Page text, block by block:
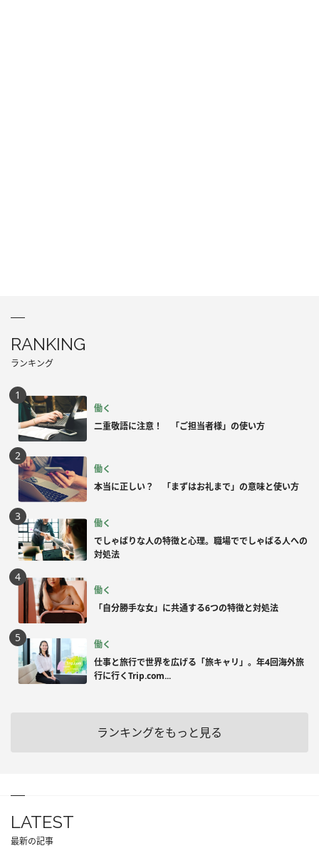
RANKING
ランキング
働く
二重敬語に注意！ 「ご担当者様」の使い方
働く
本当に正しい？ 「まずはお礼まで」の意味と使い方
働く
でしゃばりな人の特徴と心理。職場ででしゃばる人への
対処法
働く
「自分勝手な女」に共通する6つの特徴と対処法
働く
仕事と旅行で世界を広げる「旅キャリ」。年4回海外旅
行に行くTrip.com...
ランキングをもっと見る
LATEST
最新の記事